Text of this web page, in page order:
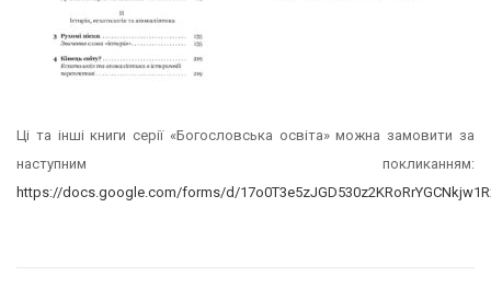
Ці та інші книги серії «Богословська освіта» можна замовити за
наступним покликанням:
https://docs.google.com/forms/d/